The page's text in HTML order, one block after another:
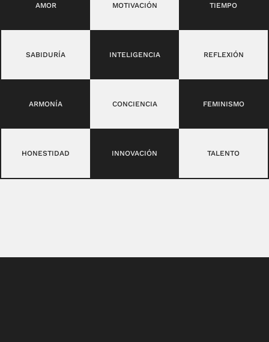
AMOR MOTIVACIÓN TIEMPO
SABIDURÍA INTELIGENCIA REFLEXIÓN
ARMONÍA CONCIENCIA FEMINISMO
HONESTIDAD INNOVACIÓN TALENTO